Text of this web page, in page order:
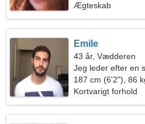
Ægteskab
Emile
43 år, Vædderen
Jeg leder efter en
187 cm (6'2"), 86
Kortvarigt forhold